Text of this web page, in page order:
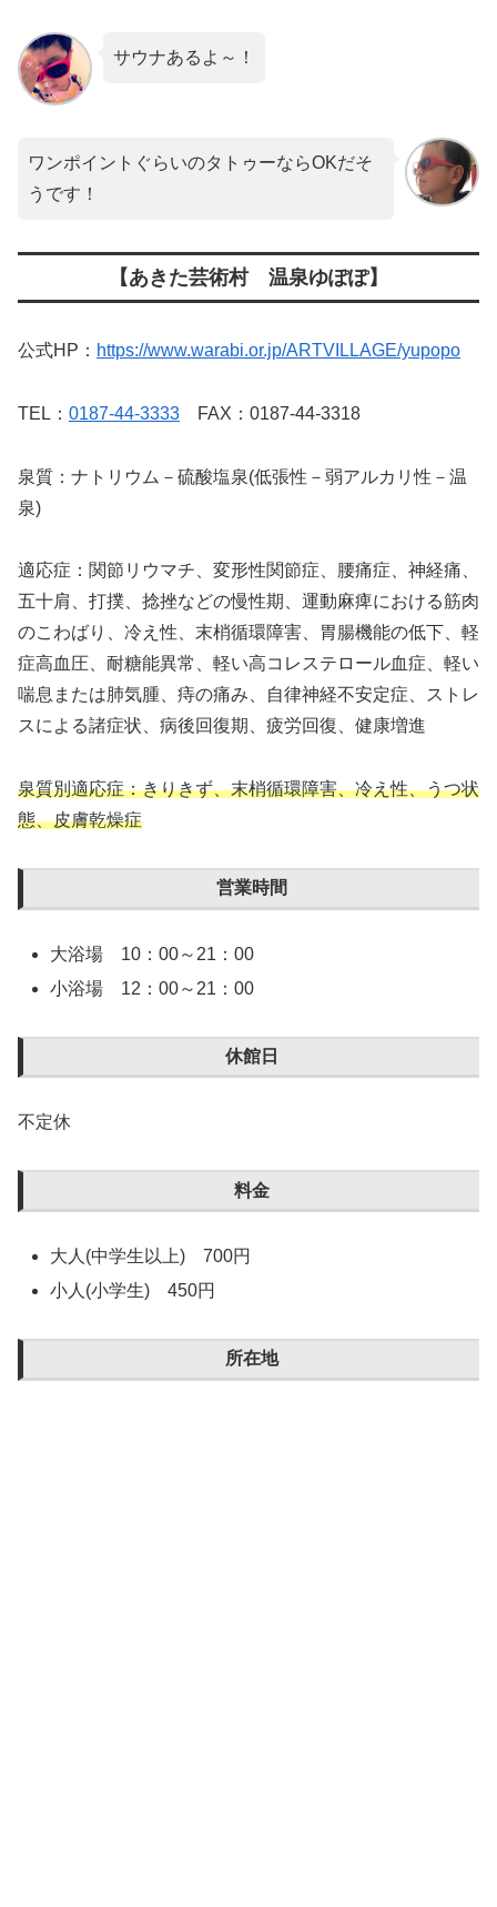
サウナあるよ～！
ワンポイントぐらいのタトゥーならOKだそ
うです！
【あきた芸術村 温泉ゆぽぽ】
公式HP： https://www.warabi.or.jp/ARTVILLAGE/yupopo
TEL： 0187-44-3333 FAX：0187-44-3318
泉質：ナトリウム－硫酸塩泉(低張性－弱アルカリ性－温
泉)
適応症：関節リウマチ、変形性関節症、腰痛症、神経痛、
五十肩、打撲、捻挫などの慢性期、運動麻痺における筋肉
のこわばり、冷え性、末梢循環障害、胃腸機能の低下、軽
症高血圧、耐糖能異常、軽い高コレステロール血症、軽い
喘息または肺気腫、痔の痛み、自律神経不安定症、ストレ
スによる諸症状、病後回復期、疲労回復、健康増進
泉質別適応症：きりきず、末梢循環障害、冷え性、うつ状
態、皮膚乾燥症
営業時間
大浴場 10：00～21：00
小浴場 12：00～21：00
休館日
不定休
料金
大人(中学生以上) 700円
小人(小学生) 450円
所在地